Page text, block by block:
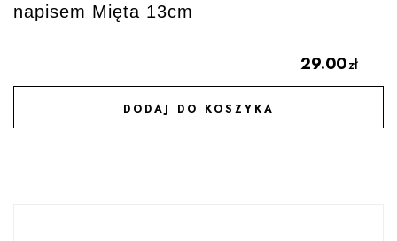
napisem Mięta 13cm
29.00zł
DODAJ DO KOSZYKA
DODAJ DO ULUBIONYCH